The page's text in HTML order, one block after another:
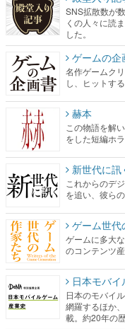
SNS拡散数が
くの人々に読
した。
ゲームの企
名作ゲームク
し、ヒットす
赫本
この物語を解
をした短編ホ
新世代に訊
これからのデ
を追い、彼ら
ゲーム世代
ゲームに多大
のコンテンツ
日本モバ
日本のモバイ
網羅するほか
載。約20年の